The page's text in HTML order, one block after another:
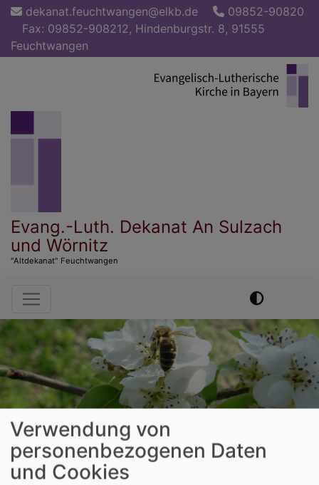
Direkt
Inhalt
dekanat.feuchtwangen@elkb.de
09852-90820
Fax: 09852-908212, Hindenburgstr. 8, 91555
Feuchtwangen
Evang.-Luth. Dekanat An Sulzach
und Wörnitz
"Altdekanat" Feuchtwangen
Hauptnavigation
Startseite Kirchenmusik
Verwendung von
personenbezogenen Daten
und Cookies